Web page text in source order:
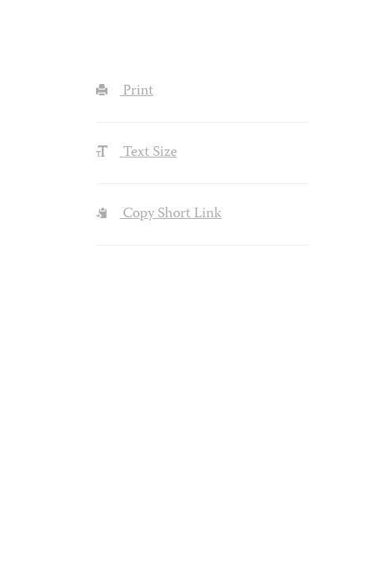
Print
Text Size
Copy Short Link